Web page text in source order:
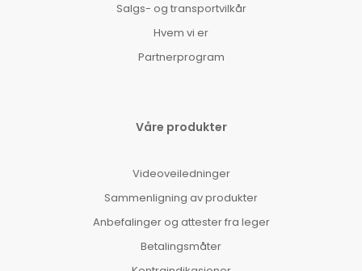
Salgs- og transportvilkår
Hvem vi er
Partnerprogram
Våre produkter
Videoveiledninger
Sammenligning av produkter
Anbefalinger og attester fra leger
Betalingsmåter